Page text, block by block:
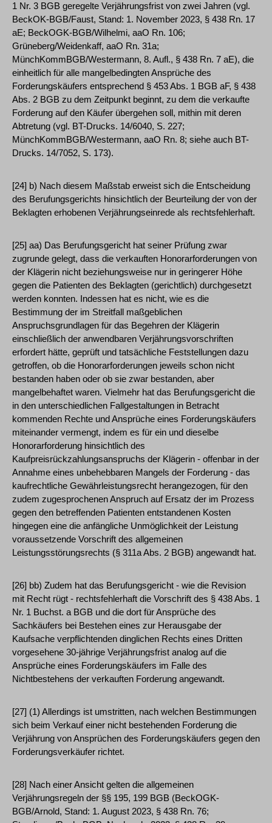
1 Nr. 3 BGB geregelte Verjährungsfrist von zwei Jahren (vgl.
BeckOK-BGB/Faust, Stand: 1. November 2023, § 438 Rn. 17
aE; BeckOGK-BGB/Wilhelmi, aaO Rn. 106;
Grüneberg/Weidenkaff, aaO Rn. 31a;
MünchKommBGB/Westermann, 8. Aufl., § 438 Rn. 7 aE), die
einheitlich für alle mangelbedingten Ansprüche des
Forderungskäufers entsprechend § 453 Abs. 1 BGB aF, § 438
Abs. 2 BGB zu dem Zeitpunkt beginnt, zu dem die verkaufte
Forderung auf den Käufer übergehen soll, mithin mit deren
Abtretung (vgl. BT-Drucks. 14/6040, S. 227;
MünchKommBGB/Westermann, aaO Rn. 8; siehe auch BT-
Drucks. 14/7052, S. 173).
[24] b) Nach diesem Maßstab erweist sich die Entscheidung
des Berufungsgerichts hinsichtlich der Beurteilung der von der
Beklagten erhobenen Verjährungseinrede als rechtsfehlerhaft.
[25] aa) Das Berufungsgericht hat seiner Prüfung zwar
zugrunde gelegt, dass die verkauften Honorarforderungen von
der Klägerin nicht beziehungsweise nur in geringerer Höhe
gegen die Patienten des Beklagten (gerichtlich) durchgesetzt
werden konnten. Indessen hat es nicht, wie es die
Bestimmung der im Streitfall maßgeblichen
Anspruchsgrundlagen für das Begehren der Klägerin
einschließlich der anwendbaren Verjährungsvorschriften
erfordert hätte, geprüft und tatsächliche Feststellungen dazu
getroffen, ob die Honorarforderungen jeweils schon nicht
bestanden haben oder ob sie zwar bestanden, aber
mangelbehaftet waren. Vielmehr hat das Berufungsgericht die
in den unterschiedlichen Fallgestaltungen in Betracht
kommenden Rechte und Ansprüche eines Forderungskäufers
miteinander vermengt, indem es für ein und dieselbe
Honorarforderung hinsichtlich des
Kaufpreisrückzahlungsanspruchs der Klägerin - offenbar in der
Annahme eines unbehebbaren Mangels der Forderung - das
kaufrechtliche Gewährleistungsrecht herangezogen, für den
zudem zugesprochenen Anspruch auf Ersatz der im Prozess
gegen den betreffenden Patienten entstandenen Kosten
hingegen eine die anfängliche Unmöglichkeit der Leistung
voraussetzende Vorschrift des allgemeinen
Leistungsstörungsrechts (§ 311a Abs. 2 BGB) angewandt hat.
[26] bb) Zudem hat das Berufungsgericht - wie die Revision
mit Recht rügt - rechtsfehlerhaft die Vorschrift des § 438 Abs. 1
Nr. 1 Buchst. a BGB und die dort für Ansprüche des
Sachkäufers bei Bestehen eines zur Herausgabe der
Kaufsache verpflichtenden dinglichen Rechts eines Dritten
vorgesehene 30-jährige Verjährungsfrist analog auf die
Ansprüche eines Forderungskäufers im Falle des
Nichtbestehens der verkauften Forderung angewandt.
[27] (1) Allerdings ist umstritten, nach welchen Bestimmungen
sich beim Verkauf einer nicht bestehenden Forderung die
Verjährung von Ansprüchen des Forderungskäufers gegen den
Forderungsverkäufer richtet.
[28] Nach einer Ansicht gelten die allgemeinen
Verjährungsregeln der §§ 195, 199 BGB (BeckOGK-
BGB/Arnold, Stand: 1. August 2023, § 438 Rn. 76;